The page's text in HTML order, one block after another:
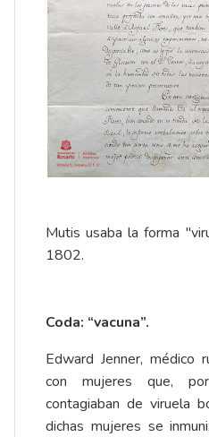
Mutis usaba la forma
1802.
Coda: “vacuna”.
Edward Jenner, médico
con mujeres que,
contagiaban de viruela
dichas mujeres se